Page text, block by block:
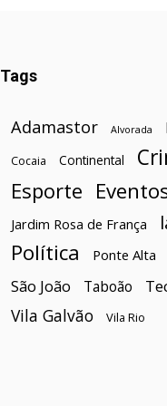
Tags
Adamastor Alvorada
Cocaia Continental
Esporte
Jardim Rosa de França
Política Ponte Alta
São João Taboão
Vila Galvão Vila Rio